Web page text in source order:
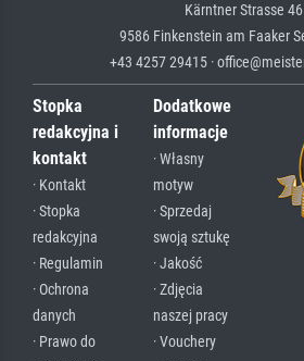
Kärntner Strasse 46
9586 Finkenstein am Faaker
+43 4257 29415 ·
Stopka
redakcyjna i
kontakt
· Kontakt
· Stopka
redakcyjna
· Regulamin
· Ochrona
danych
· Prawo do
Dodatkowe
informacje
· Własny
motyw
· Sprzedaj
swoją sztukę
· Jakość
· Zdjęcia
naszej pracy
· Vouchery